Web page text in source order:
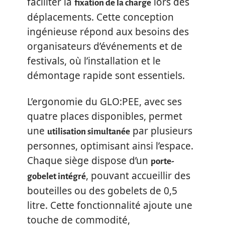
fixation de la charge
déplacements. Cette conception
ingénieuse répond aux besoins des
organisateurs d’événements et de
festivals, où l’installation et le
démontage rapide sont essentiels.
L’ergonomie du GLO:PEE, avec ses
quatre places disponibles, permet
une utilisation simultanée par plusieurs
personnes, optimisant ainsi l’espace.
Chaque siège dispose d’un porte-
gobelet intégré, pouvant accueillir des
bouteilles ou des gobelets de 0,5
litre. Cette fonctionnalité ajoute une
touche de commodité,